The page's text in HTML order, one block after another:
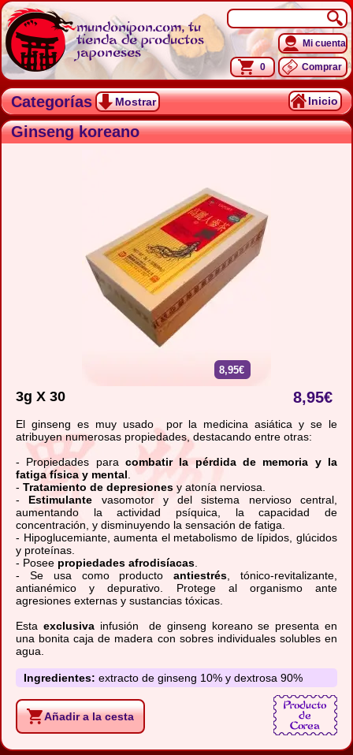
mundonipon.com, tu
tienda de productos
japoneses
Mi cuenta
0 Comprar
Categorías Mostrar Inicio
Ginseng koreano
8,95€
3g X 30 8,95€
El ginseng es muy usado por la medicina asiática y se le
atribuyen numerosas propiedades, destacando entre otras:
- Propiedades para combatir la pérdida de memoria y la
fatiga física y mental
- Tratamiento de depresiones y atonía nerviosa.
- Estimulante vasomotor y del sistema nervioso central,
aumentando la actividad psíquica, la capacidad de
concentración, y disminuyendo la sensación de fatiga.
- Hipoglucemiante, aumenta el metabolismo de lípidos, glúcidos
y proteínas.
- Posee propiedades afrodisíacas
- Se usa como productoantiestrés , tónico-revitalizante,
antianémico y depurativo. Protege al organismo ante
agresiones externas y sustancias tóxicas.
Esta exclusivainfusión
de ginseng koreano se presenta en
una bonita caja de madera con sobres individuales solubles en
agua.
Ingredientes: extracto de ginseng 10% y dextrosa 90%
Añadir a la cesta